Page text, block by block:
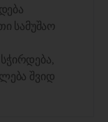
სამუშაო
შვიდ